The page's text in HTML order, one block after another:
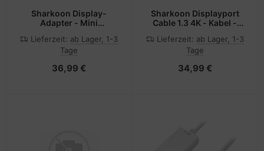
Sharkoon Display-
Adapter - Mini
Lieferzeit: ab Lager, 1-3
Tage
36,99 €
Sharkoon Displayport
Cable 1.3 4K - Kabel -
Lieferzeit: ab Lager, 1-3
Tage
34,99 €